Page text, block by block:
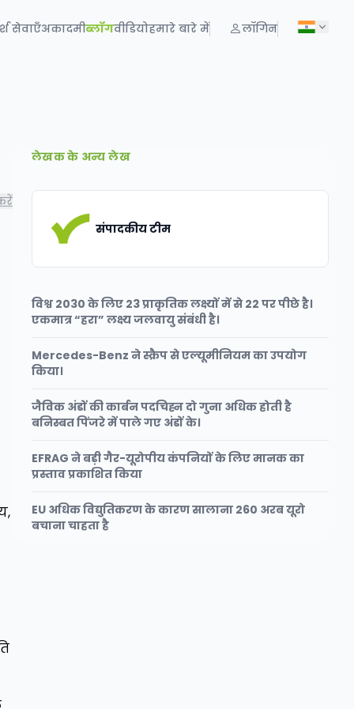
सेवाएँअकादमीब्लॉगवीडियोहमारे बारे में लॉगिन
लेखक के अन्य लेख
संपादकीय टीम
विश्व 2030 के लिए 23 प्राकृतिक लक्ष्यों में से 22 पर पीछे है।
एकमात्र “हरा” लक्ष्य जलवायु संबंधी है।
Mercedes-Benz ने स्क्रैप से एल्यूमीनियम का उपयोग
किया।
जैविक अंडों की कार्बन पदचिह्न दो गुना अधिक होती है
बनिस्बत पिंजरे में पाले गए अंडों के।
EFRAG ने बड़ी गैर-यूरोपीय कंपनियों के लिए मानक का
प्रस्ताव प्रकाशित किया
EU अधिक विद्युतिकरण के कारण सालाना 260 अरब यूरो
बचाना चाहता है